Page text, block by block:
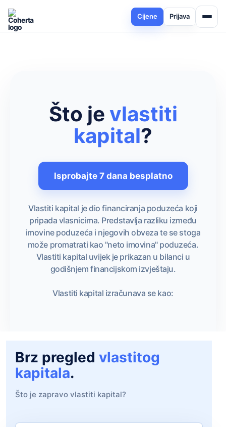
Cijene Prijava
Što je vlastiti
kapital?
Isprobajte 7 dana besplatno
Vlastiti kapital je dio financiranja poduzeća koji
pripada vlasnicima. Predstavlja razliku između
imovine poduzeća i njegovih obveza te se stoga
može promatrati kao "neto imovina" poduzeća.
Vlastiti kapital uvijek je prikazan u bilanci u
godišnjem financijskom izvještaju.
Vlastiti kapital izračunava se kao:
Brz pregled vlastitog
kapitala.
Što je zapravo vlastiti kapital?